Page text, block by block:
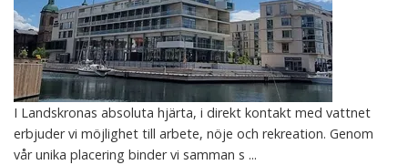
I Landskronas absoluta hjärta, i direkt kontakt med vattnet
erbjuder vi möjlighet till arbete, nöje och rekreation. Genom
vår unika placering binder vi samman s ...